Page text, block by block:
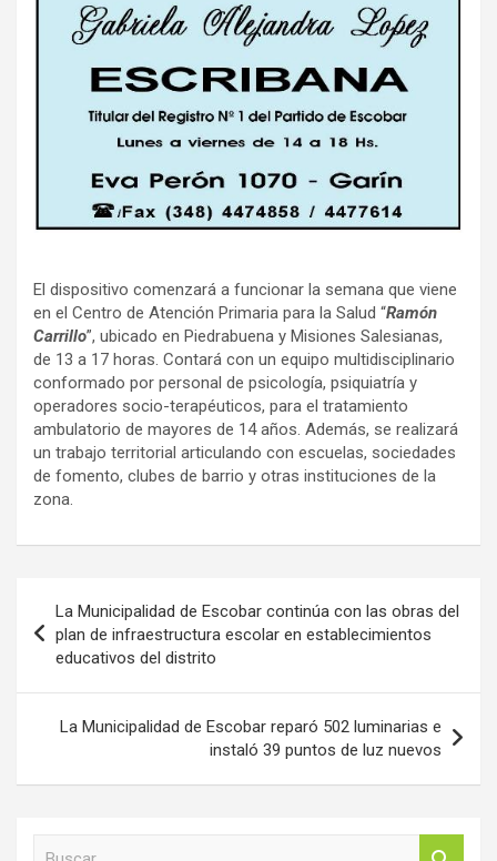
El dispositivo comenzará a funcionar la semana que viene
en el Centro de Atención Primaria para la Salud “Ramón
Carrillo”, ubicado en Piedrabuena y Misiones Salesianas,
de 13 a 17 horas. Contará con un equipo multidisciplinario
conformado por personal de psicología, psiquiatría y
operadores socio-terapéuticos, para el tratamiento
ambulatorio de mayores de 14 años. Además, se realizará
un trabajo territorial articulando con escuelas, sociedades
de fomento, clubes de barrio y otras instituciones de la
zona.
de
entradas
La Municipalidad de Escobar continúa con las obras del
plan de infraestructura escolar en establecimientos
educativos del distrito
La Municipalidad de Escobar reparó 502 luminarias e
instaló 39 puntos de luz nuevos